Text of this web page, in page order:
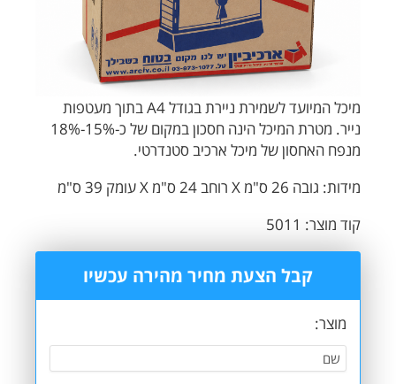
מיכל המיועד לשמירת ניירת בגודל A4 בתוך מעטפות
נייר. מטרת המיכל הינה חסכון במקום של כ-15%-18%
מנפח האחסון של מיכל ארכיב סטנדרטי.
מידות: גובה 26 ס"מ X רוחב 24 ס"מ X עומק 39 ס"מ
קוד מוצר: 5011
קבל הצעת מחיר מהירה עכשיו
מוצר: